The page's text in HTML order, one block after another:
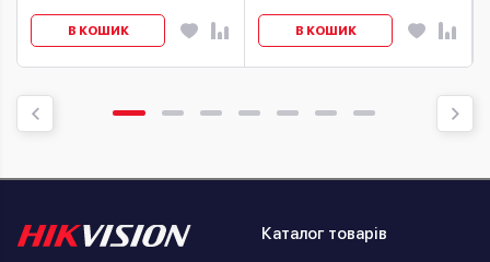
В КОШИК В КОШИК
Каталог товарів